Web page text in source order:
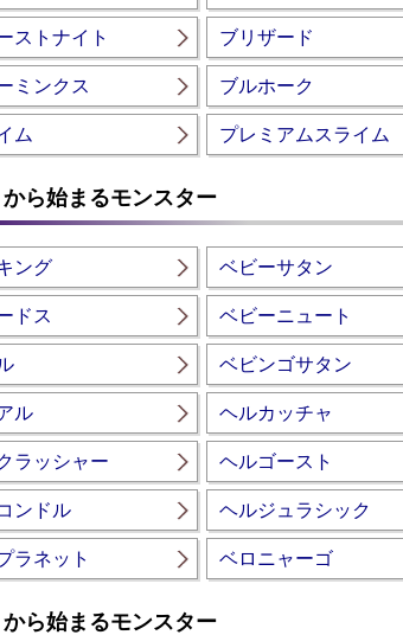
ストナイト ブリザード
ミンクス ブルホーク
ム プレミアムスライム
から始まるモンスター
ング ベビーサタン
ドス ベビーニュート
ベビンゴサタン
ル ヘルカッチャ
ラッシャー ヘルゴースト
ンドル ヘルジュラシック
ラネット ベロニャーゴ
から始まるモンスター